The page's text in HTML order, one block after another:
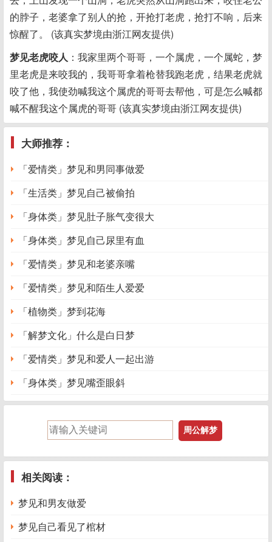
的脖子，老婆拿了别人的抢，开抢打老虎，抢打不响，后来
惊醒了。 (该真实梦境由浙江网友提供)
梦见老虎咬人 ：我家里两个哥哥，一个属虎，一个属蛇，梦
里老虎是来咬我的，我哥哥拿着枪替我跑老虎，结果老虎就
咬了他，我使劲喊我这个属虎的哥哥去帮他，可是怎么喊都
喊不醒我这个属虎的哥哥 (该真实梦境由浙江网友提供)
大师推荐：
「爱情类」梦见和男同事做爱
「生活类」梦见自己被偷拍
「身体类」梦见肚子胀气变很大
「身体类」梦见自己尿里有血
「爱情类」梦见和老婆亲嘴
「爱情类」梦见和陌生人爱爱
「植物类」梦到花海
「解梦文化」什么是白日梦
「爱情类」梦见和爱人一起出游
「身体类」梦见嘴歪眼斜
相关阅读：
梦见和男友做爱
梦见自己看见了棺材